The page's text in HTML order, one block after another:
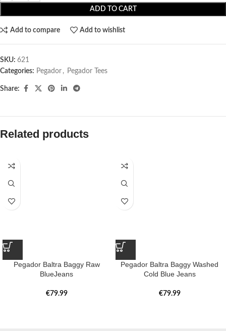
ADD TO CART
Add to compare Add to wishlist
SKU: 621
Categories: Pegador​ , Pegador Tees
Share:
Related products
Pegador Baltra Baggy Raw
BlueJeans
€79.99
Pegador Baltra Baggy Washed
Cold Blue Jeans
€79.99